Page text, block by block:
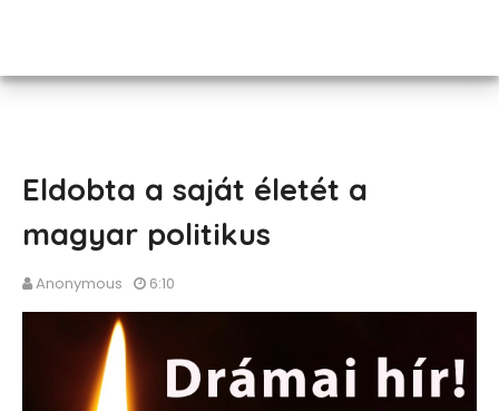
Eldobta a saját életét a
magyar politikus
Anonymous 6:10